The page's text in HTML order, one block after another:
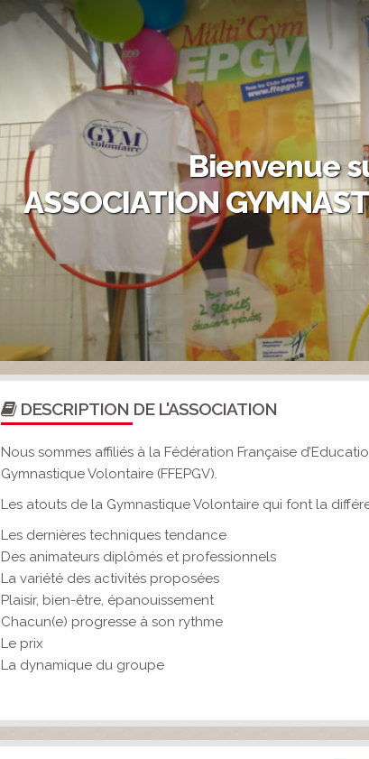
Bienvenue
ASSOCIATION
DESCRIPTION DE L'ASSOCIATION
Nous sommes affiliés à la Fédération Française
Gymnastique Volontaire (FFEPGV).
Les atouts de la Gymnastique Volontaire qui font la
Les dernières techniques tendance
Des animateurs diplômés et professionnels
La variété des activités proposées
Plaisir, bien-être, épanouissement
Chacun(e) progresse à son rythme
Le prix
La dynamique du groupe